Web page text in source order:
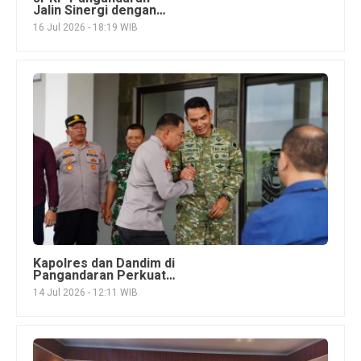
Jalin Sinergi dengan
Kodim 0625, Siapkan
Kolaborasi Program
16 Jul 2026 - 18:19 WIB
Kapolres dan Dandim di
Pangandaran Perkuat
Soliditas Sinergitas
14 Jul 2026 - 12:11 WIB